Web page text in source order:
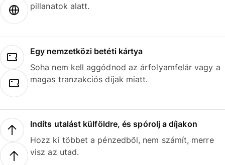
pillanatok alatt.
Egy nemzetközi betéti kártya
Soha nem kell aggódnod az árfolyamfelár vagy a
magas tranzakciós díjak miatt.
Indíts utalást külföldre, és spórolj a díjakon
Hozz ki többet a pénzedből, nem számít, merre
visz az utad.